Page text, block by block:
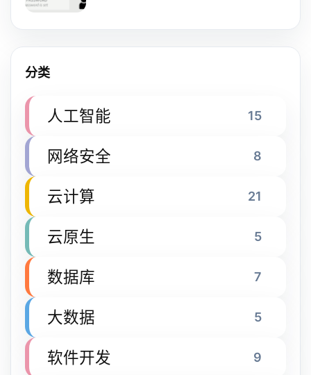
分类
人工智能 15
网络安全 8
云计算 21
云原生 5
数据库 7
大数据 5
软件开发 9